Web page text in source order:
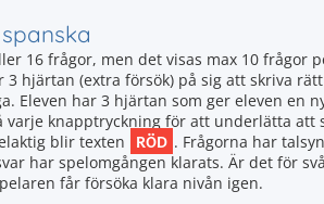
16 frågor, men det visas max 10 frågor
hjärtan (extra försök) på sig att skriva
Eleven har 3 hjärtan som ger eleven en
varje knapptryckning för att underlätta att
blir texten RÖD . Frågorna har
har spelomgången klarats. Är det för
får försöka klara nivån igen.